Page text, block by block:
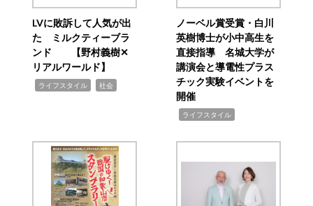
LVに敗訴して人気が出
た ミルクティーブラ
ンド 【野村義樹✕
リアルワールド】
ライフスタイル 社会
ノーベル賞受賞・白川
英樹博士が小中高生を
直接指導 名城大学が
講演会と導電性プラス
チック実験イベントを
開催
ライフスタイル